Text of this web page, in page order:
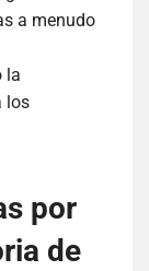
a menudo
la
los
por
de